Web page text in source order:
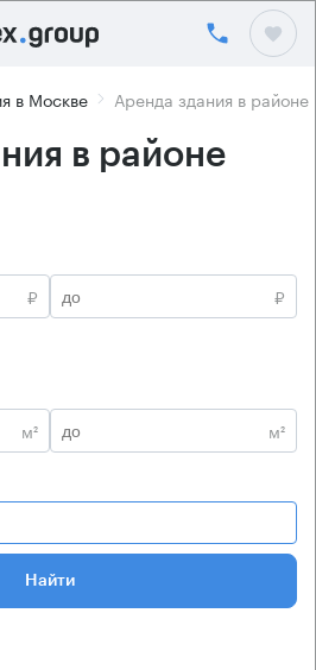
в Москве Аренда здания в
в районе
₽
₽
м²
м²
Найти